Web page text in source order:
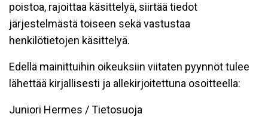
poistoa, rajoittaa käsittelyä, siirtää tiedot
järjestelmästä toiseen sekä vastustaa
henkilötietojen käsittelyä.
Edellä mainittuihin oikeuksiin viitaten pyynnöt tulee
lähettää kirjallisesti ja allekirjoitettuna osoitteella:
Juniori Hermes / Tietosuoja